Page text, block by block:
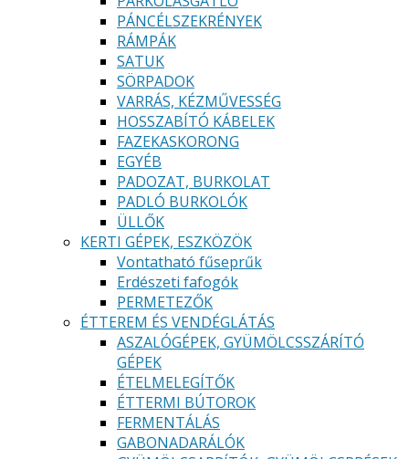
PÁNCÉLSZEKRÉNYEK
RÁMPÁK
SATUK
SÖRPADOK
VARRÁS, KÉZMŰVESSÉG
HOSSZABÍTÓ KÁBELEK
FAZEKASKORONG
EGYÉB
PADOZAT, BURKOLAT
PADLÓ BURKOLÓK
ÜLLŐK
KERTI GÉPEK, ESZKÖZÖK
Vontatható fűseprűk
Erdészeti fafogók
PERMETEZŐK
ÉTTEREM ÉS VENDÉGLÁTÁS
ASZALÓGÉPEK, GYÜMÖLCSSZÁRÍTÓ
GÉPEK
ÉTELMELEGÍTŐK
ÉTTERMI BÚTOROK
FERMENTÁLÁS
GABONADARÁLÓK